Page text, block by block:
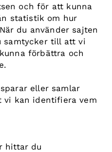
och för att kunna
statistik om hur
du använder sajten
samtycker till att vi
förbättra och
eller samlar
vi kan identifiera vem
hittar du